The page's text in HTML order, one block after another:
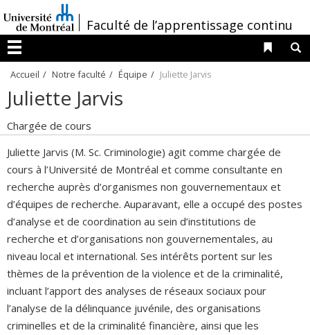
au
contenu
/Faculté de l’apprentissage continu
Menu
Liens
Accueil Notre faculté Équipe Juliette Jarvis
Juliette Jarvis
Chargée de cours
Juliette Jarvis (M. Sc. Criminologie) agit comme chargée de
cours à l’Université de Montréal et comme consultante en
recherche auprès d’organismes non gouvernementaux et
d’équipes de recherche. Auparavant, elle a occupé des postes
d’analyse et de coordination au sein d’institutions de
recherche et d’organisations non gouvernementales, au
niveau local et international. Ses intérêts portent sur les
thèmes de la prévention de la violence et de la criminalité,
incluant l’apport des analyses de réseaux sociaux pour
l’analyse de la délinquance juvénile, des organisations
criminelles et de la criminalité financière, ainsi que les